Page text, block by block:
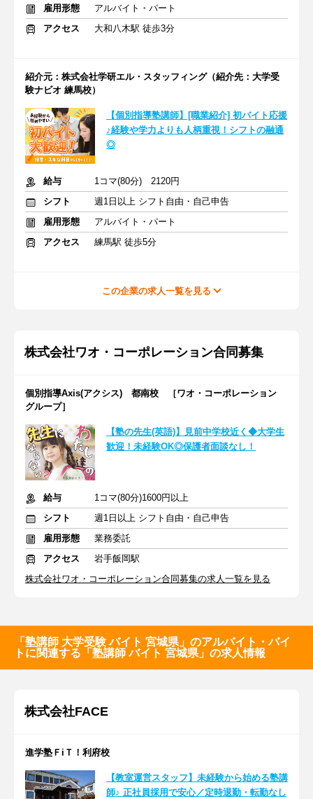
雇用形態
アルバイト・パート
アクセス
大和八木駅 徒歩3分
紹介元：株式会社学研エル・スタッフィング（紹介先：大学受
験ナビオ 練馬校）
【個別指導塾講師】[職業紹介] 初バイト応援
♪経験や学力よりも人柄重視！シフトの融通
◎
給与
1コマ(80分) 2120円
シフト
週1日以上 シフト自由・自己申告
雇用形態
アルバイト・パート
アクセス
練馬駅 徒歩5分
この企業の求人一覧を見る
株式会社ワオ・コーポレーション合同募集
個別指導Axis(アクシス) 都南校 ［ワオ・コーポレーション
グループ］
【塾の先生(英語)】見前中学校近く◆大学生
歓迎！未経験OK◎保護者面談なし！
給与
1コマ(80分)1600円以上
シフト
週1日以上 シフト自由・自己申告
雇用形態
業務委託
アクセス
岩手飯岡駅
株式会社ワオ・コーポレーション合同募集の求人一覧を見る
「塾講師 大学受験 バイト 宮城県」のアルバイト・バイ
トに関連する「塾講師 バイト 宮城県」の求人情報
株式会社FACE
進学塾ＦiＴ！利府校
【教室運営スタッフ】未経験から始める塾講
師♪ 正社員採用で安心／定時退勤・転勤なし